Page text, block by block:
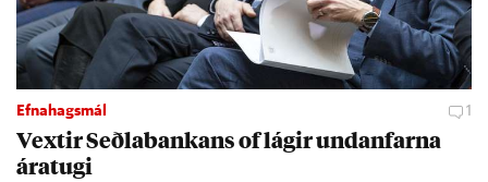
Efnahagsmál 1
Vext­ir Seðla­bank­ans of lág­ir und­an­farna
ára­tugi